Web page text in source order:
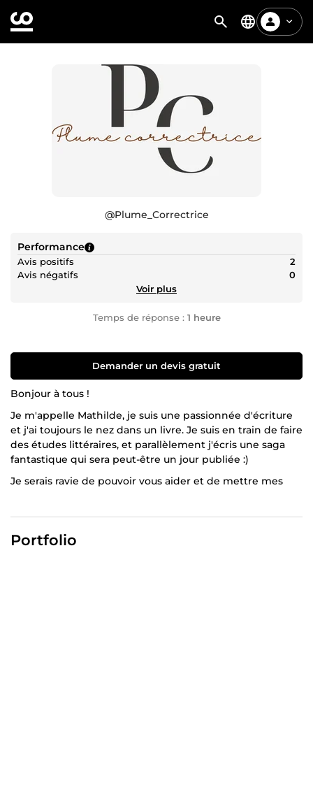
@Plume_Correctrice
Performance
Avis positifs
2
Avis négatifs
0
Voir plus
Temps de réponse : 1 heure
Demander un devis gratuit
Bonjour à tous !
Je m'appelle Mathilde, je suis une passionnée d'écriture
et j'ai toujours le nez dans un livre. Je suis en train de faire
des études littéraires, et parallèlement j'écris une saga
fantastique qui sera peut-être un jour publiée :)
Je serais ravie de pouvoir vous aider et de mettre mes
Portfolio